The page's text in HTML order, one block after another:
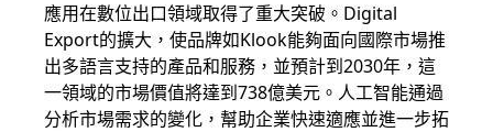
應用在數位出口領域取得了重大突破。Digital
Export的擴大，使品牌如Klook能夠面向國際市場推
出多語言支持的產品和服務，並預計到2030年，這
一領域的市場價值將達到738億美元。人工智能通過
分析市場需求的變化，幫助企業快速適應並進一步拓